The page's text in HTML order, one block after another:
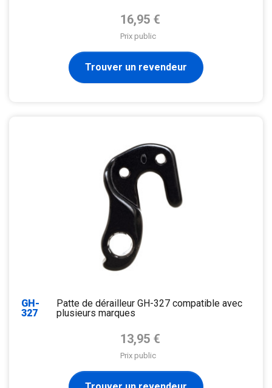
Prix de base
16,95 €
Prix public
Trouver un revendeur
GH-
327
Patte de dérailleur GH-327 compatible avec
plusieurs marques
Prix de base
13,95 €
Prix public